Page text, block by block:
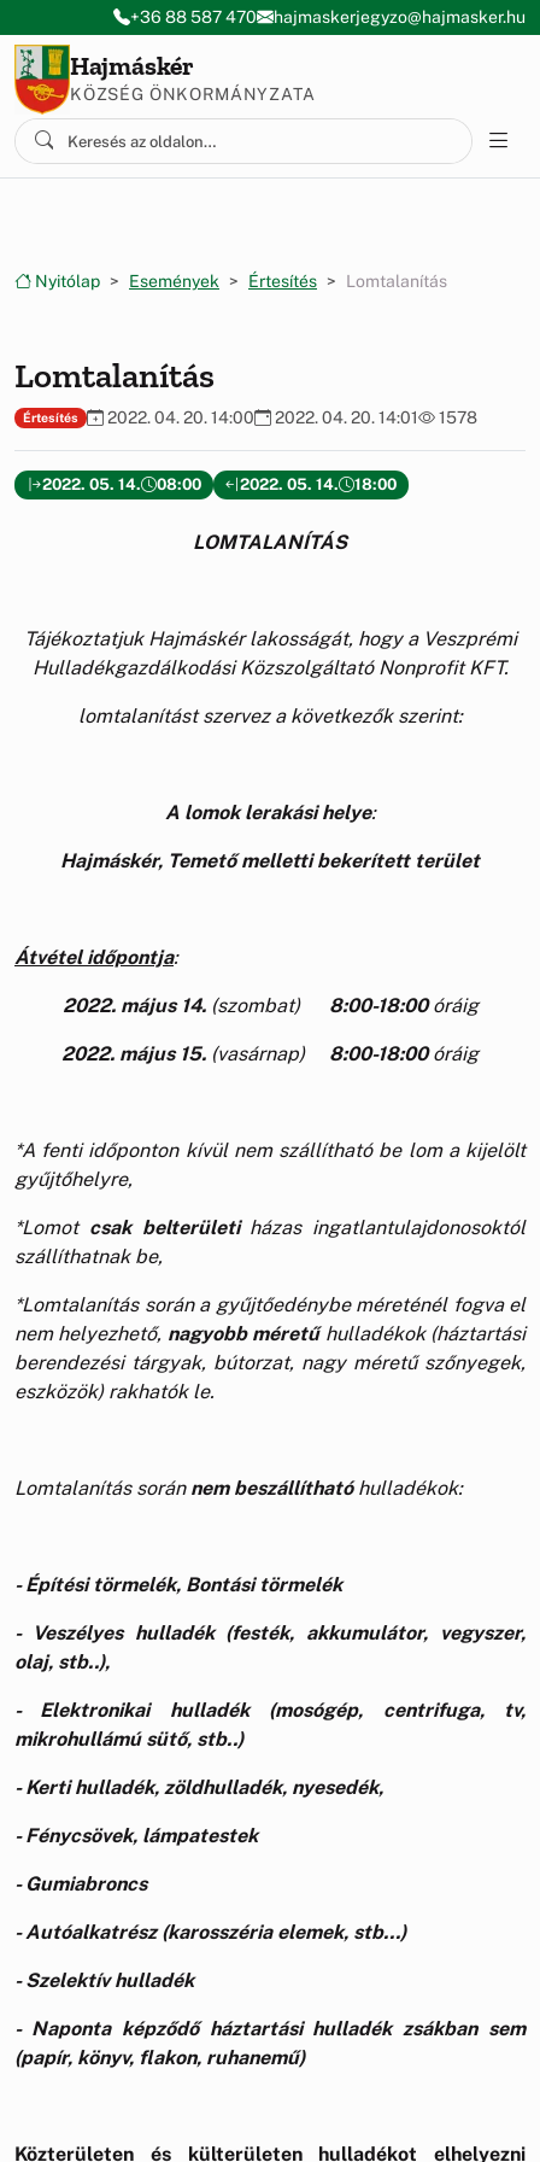
Ugrás a menüre
Ugrás a tartalomra
+36 88 587 470 hajmaskerjegyzo@hajmasker.hu
Hajmáskér
KÖZSÉG ÖNKORMÁNYZATA
Nyitólap Események Értesítés Lomtalanítás
Lomtalanítás
Értesítés 2022. 04. 20. 14:00 2022. 04. 20. 14:01 1578
2022. 05. 14. 08:00 2022. 05. 14. 18:00
LOMTALANÍTÁS
Tájékoztatjuk Hajmáskér lakosságát, hogy a Veszprémi
Hulladékgazdálkodási Közszolgáltató Nonprofit KFT.
lomtalanítást szervez a következők szerint:
A lomok lerakási helye:
Hajmáskér, Temető melletti bekerített terület
Átvétel időpontja:
2022. május 14.(szombat) 8:00-18:00óráig
2022. május 15. (vasárnap) 8:00-18:00óráig
*A fenti időponton kívül nem szállítható be lom a kijelölt
gyűjtőhelyre,
*Lomot csak belterületiházas ingatlantulajdonosoktól
szállíthatnak be,
*Lomtalanítás során a gyűjtőedénybe méreténél fogva el
nem helyezhető, nagyobb méretűhulladékok (háztartási
berendezési tárgyak, bútorzat, nagy méretű szőnyegek,
eszközök) rakhatók le.
Lomtalanítás során nem beszállíthatóhulladékok:
- Építési törmelék, Bontási törmelék
- Veszélyes hulladék (festék, akkumulátor, vegyszer,
olaj, stb..),
- Elektronikai hulladék (mosógép, centrifuga, tv,
mikrohullámú sütő, stb..)
- Kerti hulladék, zöldhulladék, nyesedék,
- Fénycsövek, lámpatestek
- Gumiabroncs
- Autóalkatrész (karosszéria elemek, stb…)
- Szelektív hulladék
- Naponta képződő háztartási hulladék zsákban sem
(papír, könyv, flakon, ruhanemű)
Közterületen és külterületen hulladékot elhelyezni